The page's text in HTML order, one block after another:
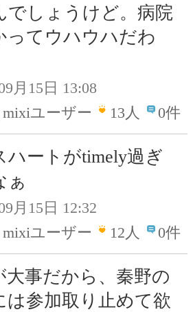
でしょうけど。病院
ってウハウハだわ
月15日 13:08
mixiユーザー
13人 0件
ハートがtimely過ぎ
ぁ
月15日 12:32
mixiユーザー
12人 0件
大事だから、秦野の
は参加取り止めて欲